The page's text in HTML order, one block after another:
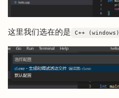
这里我们选在的是 C++ (windows)